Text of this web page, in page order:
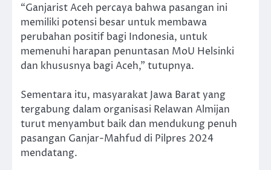
“Ganjarist Aceh percaya bahwa pasangan ini
memiliki potensi besar untuk membawa
perubahan positif bagi Indonesia, untuk
memenuhi harapan penuntasan MoU Helsinki
dan khususnya bagi Aceh,” tutupnya.
Sementara itu, masyarakat Jawa Barat yang
tergabung dalam organisasi Relawan Almijan
turut menyambut baik dan mendukung penuh
pasangan Ganjar-Mahfud di Pilpres 2024
mendatang.